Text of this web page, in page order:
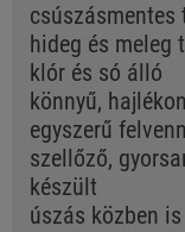
csúszásmentes
hideg és meleg
klór és só álló
könnyű,
egyszerű
szellőző,
készült
úszás közben